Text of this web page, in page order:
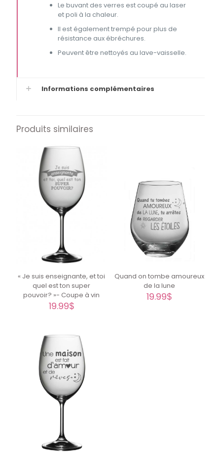
Le buvant des verres est coupé au laser
et poli à la chaleur.
Il est également trempé pour plus de
résistance aux ébréchures.
Peuvent être nettoyés au lave-vaisselle.
Informations complémentaires
Produits similaires
« Je suis enseignante, et toi
quel est ton super
pouvoir? »- Coupe à vin
19.99$
Quand on tombe amoureux
de la lune
19.99$